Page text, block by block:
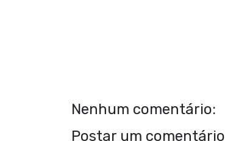
Nenhum comentário:
Postar um comentário